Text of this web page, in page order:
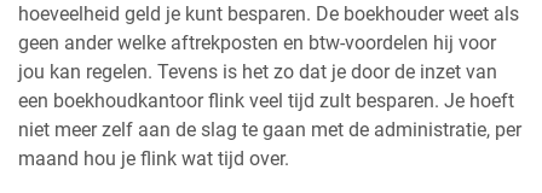
hoeveelheid geld je kunt besparen. De boekhouder weet als
geen ander welke aftrekposten en btw-voordelen hij voor
jou kan regelen. Tevens is het zo dat je door de inzet van
een boekhoudkantoor flink veel tijd zult besparen. Je hoeft
niet meer zelf aan de slag te gaan met de administratie, per
maand hou je flink wat tijd over.